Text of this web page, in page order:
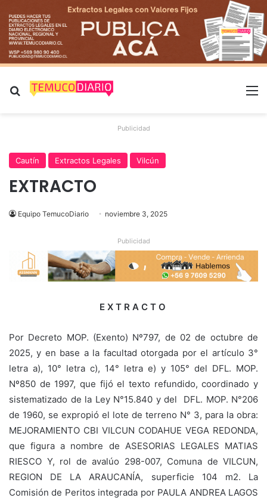
Buscar por
Publicidad
Cautín Extractos Legales Vilcún
EXTRACTO
Equipo TemucoDiario noviembre 3, 2025
Publicidad
E X T R A C T O
Por Decreto MOP. (Exento) Nº797, de 02 de octubre de
2025, y en base a la facultad otorgada por el artículo 3°
letra a), 10° letra c), 14° letra e) y 105° del DFL. MOP.
Nº850 de 1997, que fijó el texto refundido, coordinado y
sistematizado de la Ley N°15.840 y del DFL. MOP. N°206
de 1960, se expropió el lote de terreno N° 3, para la obra:
MEJORAMIENTO CBI VILCUN CODAHUE VEGA REDONDA,
que figura a nombre de ASESORIAS LEGALES MATIAS
RIESCO Y, rol de avalúo 298-007, Comuna de VILCUN,
REGION DE LA ARAUCANÍA, superficie 104 m2. La
Comisión de Peritos integrada por PAULA ANDREA LAGOS